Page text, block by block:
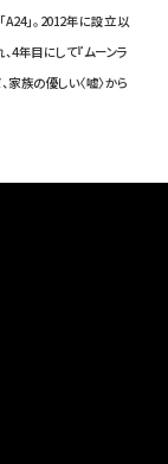
」。2012年に設立以
4年目にして『ムーンラ
族の優しい〈嘘〉から